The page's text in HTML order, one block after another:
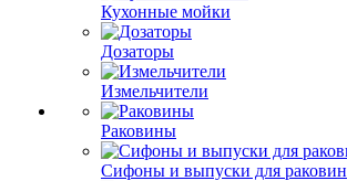
Кухонные мойки
Дозаторы
Измельчители
Раковины
Сифоны и выпуски для раковин